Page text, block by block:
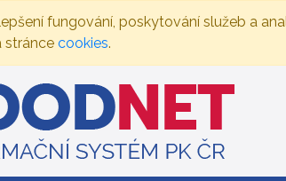
fungování, poskytování služeb a
stránce cookies.